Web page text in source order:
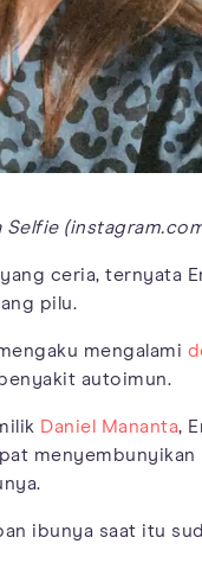
ceria, ternyata
pilu.
mengalami
autoimun.
Daniel Mananta,
menyembunyikan
ibunya saat itu